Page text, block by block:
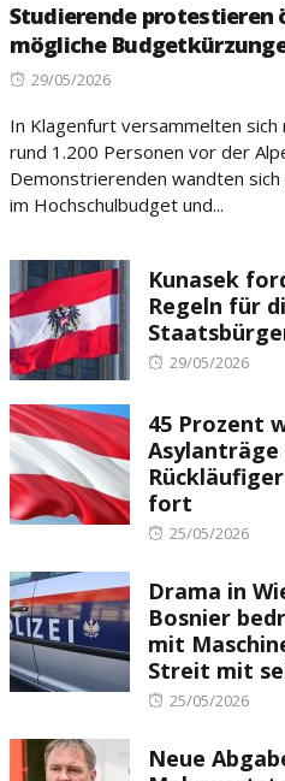
Studierende protestieren
mögliche
Posted
29/05/2026
In Klagenfurt versammelten
rund 1.200 Personen vor der
Demonstrierenden wandten
im Hochschulbudget und...
Kunasek
Regeln für
Posted
29/05/2026
45 Prozent
Asylanträge
fort
Posted
25/05/2026
Drama in
Bosnier
mit
Streit mit
Posted
25/05/2026
Neue